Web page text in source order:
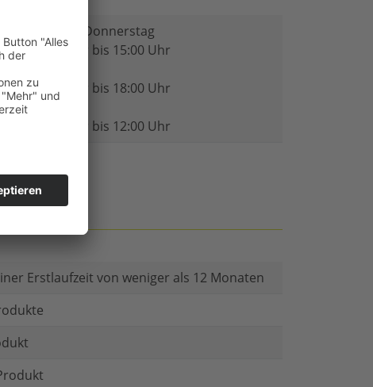
Montag, Donnerstag
08:00 Uhr bis 15:00 Uhr
08:00 Uhr bis 18:00 Uhr
08:00 Uhr bis 12:00 Uhr
Erstlaufzeit von weniger als 12 Monaten